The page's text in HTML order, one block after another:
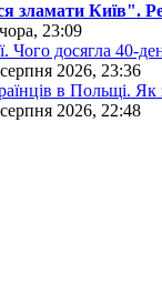
зламати Київ".
23:09
Чого досягла 40-
2026, 23:36
в Польщі. Як
2026, 22:48